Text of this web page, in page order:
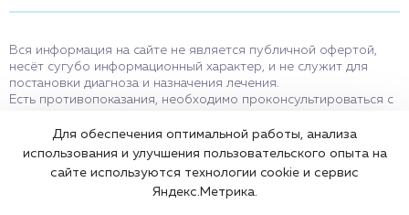
Вся информация на сайте не является публичной офертой,
несёт сугубо информационный характер, и не служит для
постановки диагноза и назначения лечения.
Есть противопоказания, необходимо проконсультироваться с
мессенджерам и в соцсетях носят исключительно
информационный характер и не являются медицинскими
услугами.
Оставаясь на сайте вы соглашаетесь на использование cookies.
Для обеспечения оптимальной работы, анализа
использования и улучшения пользовательского опыта на
сайте используются технологии cookie и сервис
Яндекс.Метрика.